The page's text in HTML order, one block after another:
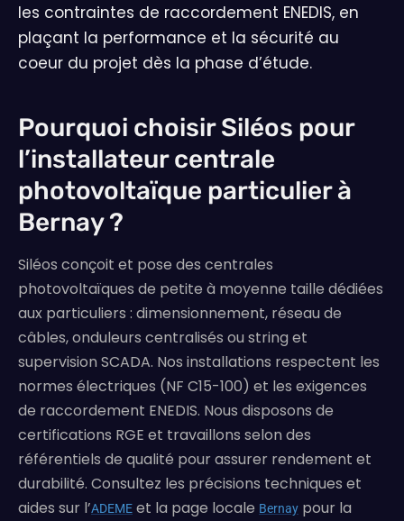
les contraintes de raccordement ENEDIS, en
plaçant la performance et la sécurité au
coeur du projet dès la phase d’étude.
Pourquoi choisir Siléos pour
l’installateur centrale
photovoltaïque particulier à
Bernay ?
Siléos conçoit et pose des centrales
photovoltaïques de petite à moyenne taille dédiées
aux particuliers : dimensionnement, réseau de
câbles, onduleurs centralisés ou string et
supervision SCADA. Nos installations respectent les
normes électriques (NF C15-100) et les exigences
de raccordement ENEDIS. Nous disposons de
certifications RGE et travaillons selon des
référentiels de qualité pour assurer rendement et
durabilité. Consultez les précisions techniques et
aides sur l’ADEME et la page locale Bernay pour la